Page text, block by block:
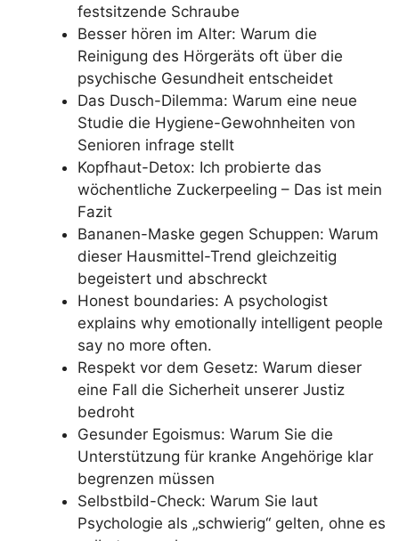
festsitzende Schraube
Besser hören im Alter: Warum die
Reinigung des Hörgeräts oft über die
psychische Gesundheit entscheidet
Das Dusch-Dilemma: Warum eine neue
Studie die Hygiene-Gewohnheiten von
Senioren infrage stellt
Kopfhaut-Detox: Ich probierte das
wöchentliche Zuckerpeeling – Das ist mein
Fazit
Bananen-Maske gegen Schuppen: Warum
dieser Hausmittel-Trend gleichzeitig
begeistert und abschreckt
Honest boundaries: A psychologist
explains why emotionally intelligent people
say no more often.
Respekt vor dem Gesetz: Warum dieser
eine Fall die Sicherheit unserer Justiz
bedroht
Gesunder Egoismus: Warum Sie die
Unterstützung für kranke Angehörige klar
begrenzen müssen
Selbstbild-Check: Warum Sie laut
Psychologie als „schwierig“ gelten, ohne es